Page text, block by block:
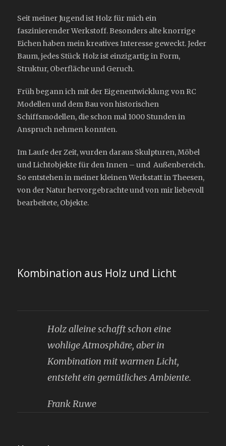
Seit meiner Jugend ist Holz für mich ein
faszinierender Werkstoff. Besonders alte knorrige
Eichen haben mein kreatives Interesse geweckt. Jeder
Baum, jedes Stück Holz ist einzigartig in Form,
Struktur, Oberfläche und Geruch.
Früh begann ich mit der Eigenentwicklung von RC
Modellen und dem Bau von historischen
Schiffsmodellen, die schon mal 1000 Stunden in
Anspruch nehmen konnten.
Im Laufe der Zeit, wurden daraus Skulpturen, Möbel
und Lichtobjekte für den Innen – und Außenbereich.
So entstehen in meiner kleinen Werkstatt in Theesen,
von der Natur hervorgebrachte und von mir liebevoll
bearbeitete, Objekte.
Kombination aus Holz und Licht
Holz alleine schafft schon eine
wohlige Atmosphäre, aber in
Kombination mit warmen Licht,
entsteht ein gemütliches Ambiente.
Frank Ruwe